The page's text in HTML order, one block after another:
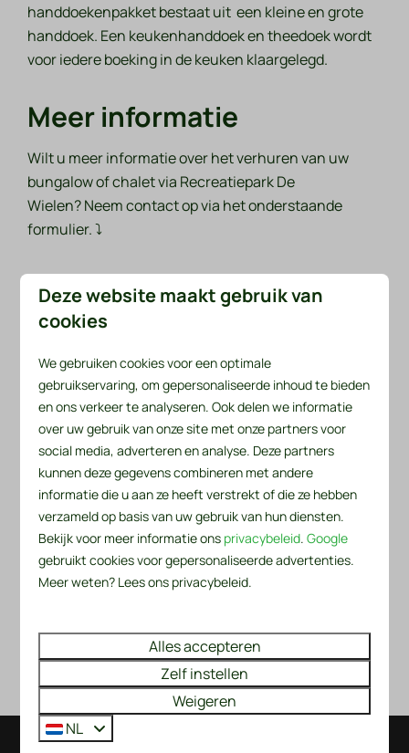
handdoekenpakket bestaat uit een kleine en grote
handdoek. Een keukenhanddoek en theedoek wordt
voor iedere boeking in de keuken klaargelegd.
Meer informatie
Wilt u meer informatie over het verhuren van uw
bungalow of chalet via Recreatiepark De
Wielen? Neem contact op via het onderstaande
formulier. ⤵
Voornaam
Achternaam
E-mail
Mobiele telefoonnummer
Vragen of opmerkingen
Bericht versturen
privacybeleid enservicevoorwaarden
van toepassing.
Deze website maakt gebruik van
cookies
We gebruiken cookies voor een optimale
gebruikservaring, om gepersonaliseerde inhoud te bieden
en ons verkeer te analyseren. Ook delen we informatie
over uw gebruik van onze site met onze partners voor
social media, adverteren en analyse. Deze partners
kunnen deze gegevens combineren met andere
informatie die u aan ze heeft verstrekt of die ze hebben
verzameld op basis van uw gebruik van hun diensten.
Bekijk voor meer informatie ons privacybeleid.Google
gebruikt cookies voor gepersonaliseerde advertenties.
Meer weten? Lees ons privacybeleid.
Alles accepteren
Zelf instellen
Weigeren
NL